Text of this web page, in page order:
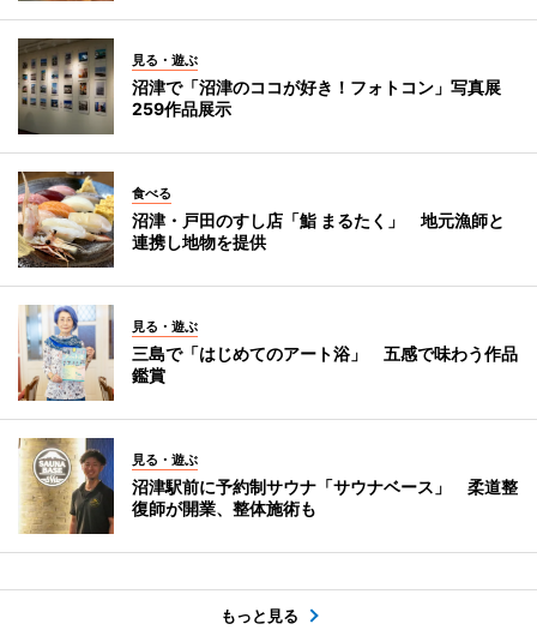
見る・遊ぶ
沼津で「沼津のココが好き！フォトコン」写真展
259作品展示
食べる
沼津・戸田のすし店「鮨 まるたく」 地元漁師と
連携し地物を提供
見る・遊ぶ
三島で「はじめてのアート浴」 五感で味わう作品
鑑賞
見る・遊ぶ
沼津駅前に予約制サウナ「サウナベース」 柔道整
復師が開業、整体施術も
もっと見る